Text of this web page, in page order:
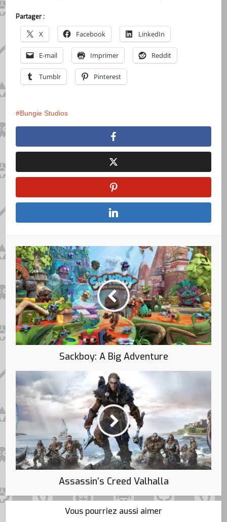
Partager :
X Facebook LinkedIn
E-mail Imprimer Reddit
Tumblr Pinterest
Bungie Studios
Sackboy: A Big Adventure
Assassin’s Creed Valhalla
Vous pourriez aussi aimer